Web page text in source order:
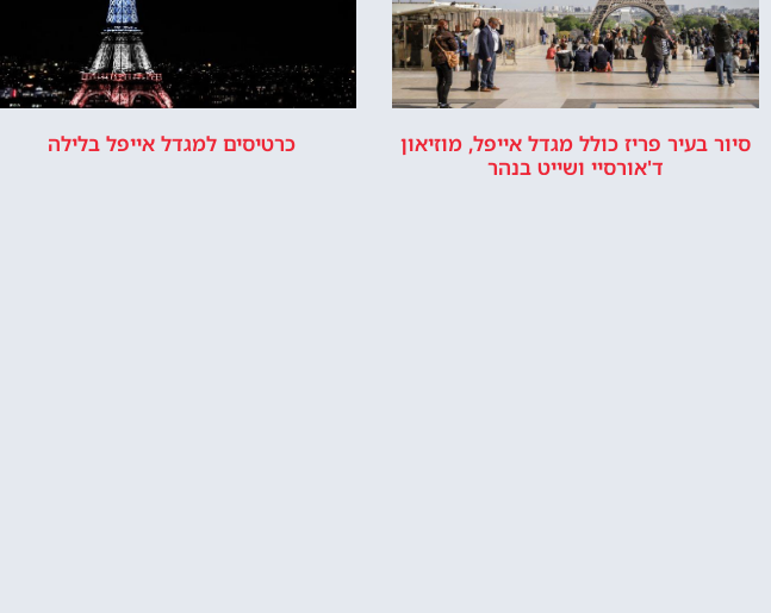
סיור בעיר פריז כולל מגדל אייפל, מוזיאון
ד'אורסיי ושייט בנהר
כרטיסים למגדל אייפל בלילה